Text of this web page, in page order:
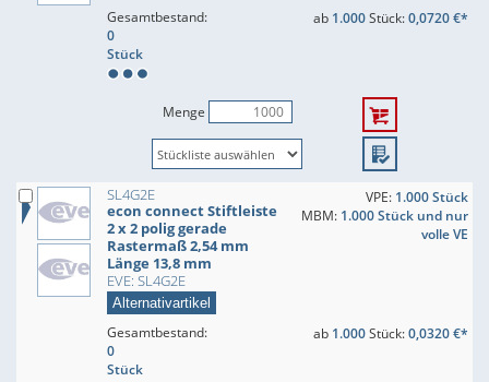
Gesamtbestand:
0
Stück
ab 1.000Stück:0,0720 €*
Menge
SL4G2E
econ connect Stiftleiste
2 x 2 polig gerade
Rastermaß 2,54 mm
Länge 13,8 mm
EVE: SL4G2E
Alternativartikel
VPE: 1.000 Stück
MBM: 1.000 Stück und nur
volle VE
Gesamtbestand:
0
Stück
ab 1.000Stück:0,0320 €*